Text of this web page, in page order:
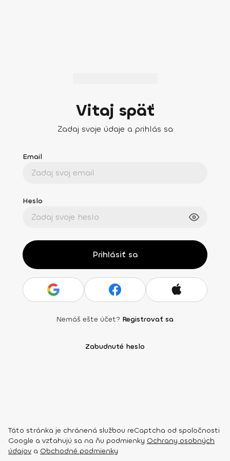
Vitaj späť
Zadaj svoje údaje a prihlás sa
Email
Heslo
Prihlásiť sa
Nemáš ešte účet? Registrovať sa
Zabudnuté heslo
Táto stránka je chránená službou reCaptcha od spoločnosti
Google a vzťahujú sa na ňu podmienky Ochrany osobných
údajov a Obchodné podmienky